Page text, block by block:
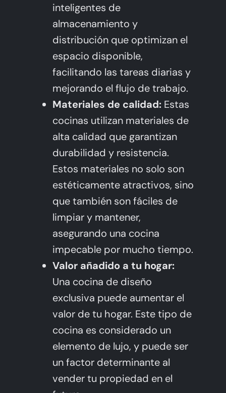
inteligentes de
almacenamiento y
distribución que optimizan el
espacio disponible,
facilitando las tareas diarias y
mejorando el flujo de trabajo.
Materiales de calidad:Estas
cocinas utilizan materiales de
alta calidad que garantizan
durabilidad y resistencia.
Estos materiales no solo son
estéticamente atractivos, sino
que también son fáciles de
limpiar y mantener,
asegurando una cocina
impecable por mucho tiempo.
Valor añadido a tu hogar:
Una cocina de diseño
exclusiva puede aumentar el
valor de tu hogar. Este tipo de
cocina es considerado un
elemento de lujo, y puede ser
un factor determinante al
vender tu propiedad en el